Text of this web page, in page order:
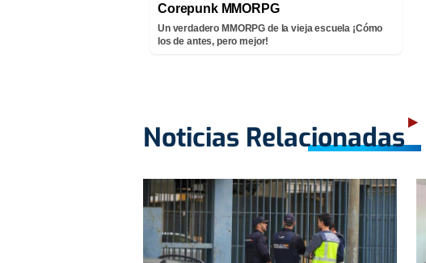
Corepunk MMORPG
Un verdadero MMORPG de la vieja escuela ¡Cómo
los de antes, pero mejor!
Noticias Relacionadas